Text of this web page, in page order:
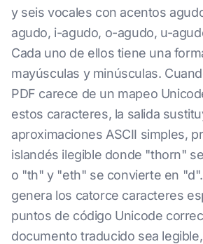
y seis vocales con acentos
agudo, i-agudo, o-agudo, u-
Cada uno de ellos tiene una
mayúsculas y minúsculas.
PDF carece de un mapeo
estos caracteres, la salida
aproximaciones ASCII simples,
islandés ilegible donde "thorn"
o "th" y "eth" se convierte en
genera los catorce caracteres
puntos de código Unicode
documento traducido sea